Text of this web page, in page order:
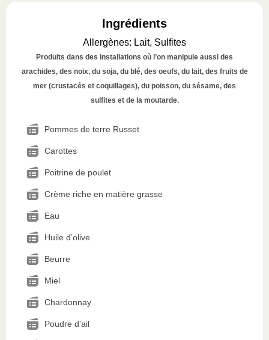
Ingrédients
Allergènes: Lait, Sulfites
Produits dans des installations où l’on manipule aussi des
arachides, des noix, du soja, du blé, des oeufs, du lait, des fruits de
mer (crustacés et coquillages), du poisson, du sésame, des
sulfites et de la moutarde.
Pommes de terre Russet
Carottes
Poitrine de poulet
Crème riche en matière grasse
Eau
Huile d’olive
Beurre
Miel
Chardonnay
Poudre d’ail